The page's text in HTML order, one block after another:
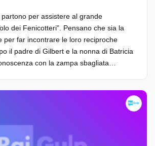
per assistere al grande
dei Fenicotteri". Pensano che sia la
per far incontrare le loro reciproche
il padre di Gilbert e la nonna di Batricia
con la zampa sbagliata…